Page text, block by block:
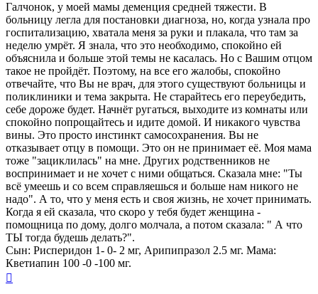
Галчонок, у моей мамы деменция средней тяжести. В
больницу легла для постановки диагноза, но, когда узнала про
госпитализацию, хватала меня за руки и плакала, что там за
неделю умрёт. Я знала, что это необходимо, спокойно ей
объяснила и больше этой темы не касалась. Но с Вашим отцом
такое не пройдёт. Поэтому, на все его жалобы, спокойно
отвечайте, что Вы не врач, для этого существуют больницы и
поликлиники и тема закрыта. Не старайтесь его переубедить,
себе дороже будет. Начнёт ругаться, выходите из комнаты или
спокойно попрощайтесь и идите домой. И никакого чувства
вины. Это просто инстинкт самосохранения. Вы не
отказывает отцу в помощи. Это он не принимает её. Моя мама
тоже "зациклилась" на мне. Других родственников не
воспринимает и не хочет с ними общаться. Сказала мне: "Ты
всё умеешь и со всем справляешься и больше нам никого не
надо". А то, что у меня есть и своя жизнь, не хочет принимать.
Когда я ей сказала, что скоро у тебя будет женщина -
помощница по дому, долго молчала, а потом сказала: " А что
ТЫ тогда будешь делать?".
Сын: Рисперидон 1- 0- 2 мг, Арипипразол 2.5 мг. Мама:
Кветиапин 100 -0 -100 мг.